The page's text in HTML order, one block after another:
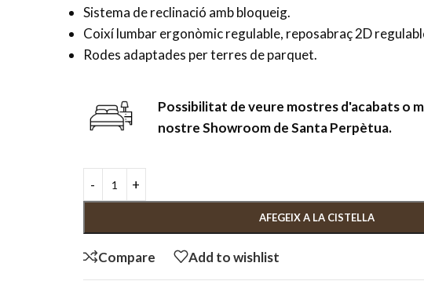
Sistema de reclinació amb bloqueig.
Coixí lumbar ergonòmic regulable, reposabraç 2D
Rodes adaptades per terres de parquet.
Possibilitat de veure mostres d'acabats o
nostre Showroom de Santa Perpètua.
AFEGEIX A LA CISTELLA
Compare Add to wishlist